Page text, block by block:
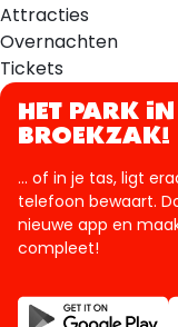
Attracties
Overnachten
Tickets
HET PARK IN
BROEKZAK!
... of in je tas, ligt
telefoon bewaart.
nieuwe app en
compleet!